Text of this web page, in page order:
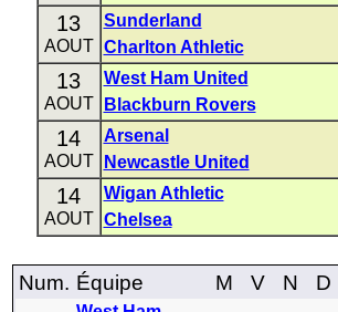
13
AOUT
Sunderland
Charlton Athletic
13
AOUT
West Ham United
Blackburn Rovers
14
AOUT
Arsenal
Newcastle United
14
AOUT
Wigan Athletic
Chelsea
Num. Équipe M V N D